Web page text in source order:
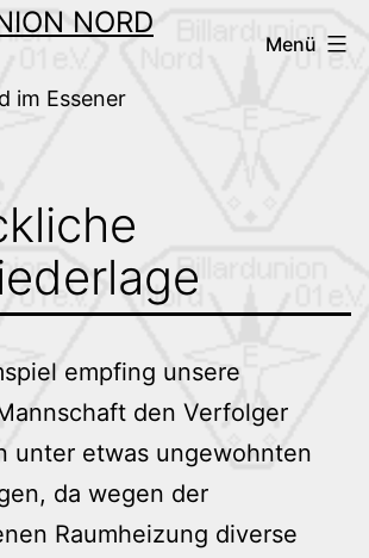
NORD
im Essener
Menü
empfing unsere
den Verfolger
unter etwas ungewohnten
da wegen der
Raumheizung diverse